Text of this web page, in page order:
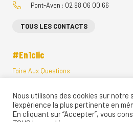
Pont-Aven : 02 98 06 00 66
TOUS LES CONTACTS
#En1clic
Foire Aux Questions
Visites Vituelles
Ecole Directe
Restaurant d’application
Nous utilisons des cookies sur notre
l'expérience la plus pertinente en
En cliquant sur “Accepter”, vous